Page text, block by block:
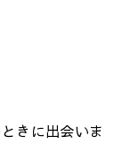
きに出会いま